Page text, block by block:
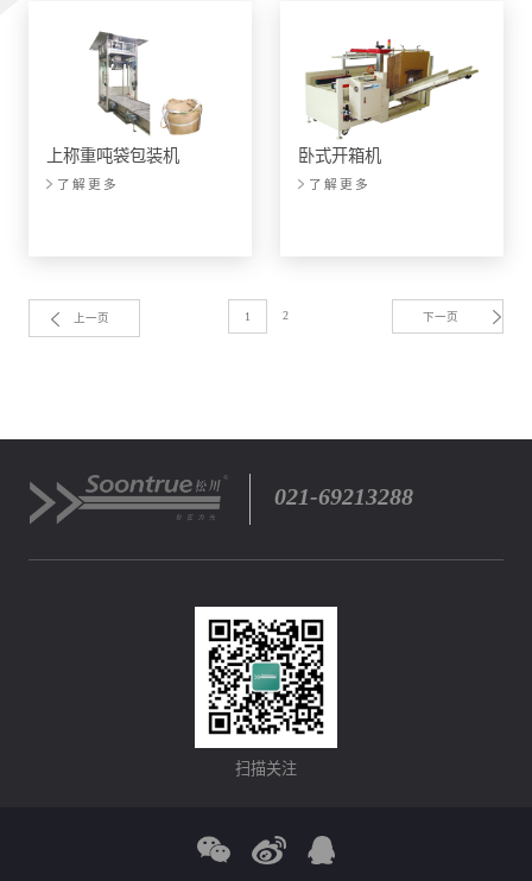
上称重吨袋包装机
了解更多
卧式开箱机
了解更多
上一页 1 2 下一页
021-69213288
扫描关注